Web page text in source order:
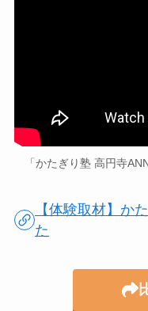
「かたぎり塾 高円寺
【体験取材】か
た